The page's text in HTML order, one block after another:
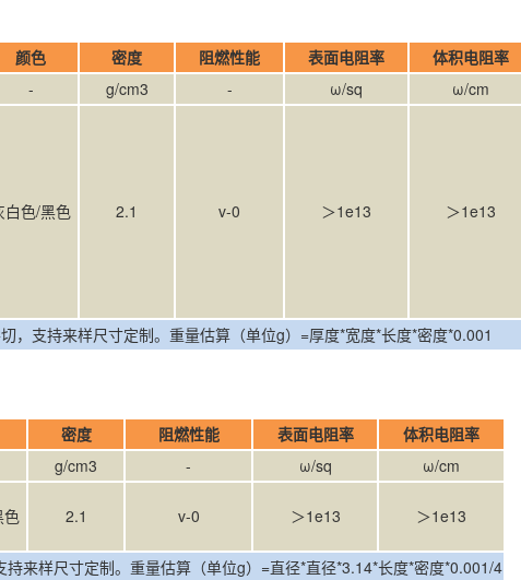
色 密度 阻燃性能 表面电阻率
体积电阻率
- g/cm3 - ω/sq ω/cm
白色/黑色 2.1 v-0 ＞1e13 ＞1e13
支持来样尺寸定制。重量估算（单位g）=厚度*宽度*长度*密度*0.001
密度 阻燃性能 表面电阻率
体积电阻率
g/cm3 - ω/sq ω/cm
色 2.1 v-0 ＞1e13 ＞1e13
来样尺寸定制。重量估算（单位g）=直径*直径*3.14*长度*密度*0.001/4